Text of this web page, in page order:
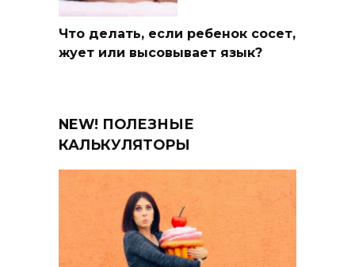
Что делать, если ребенок сосет,
жует или высовывает язык?
NEW! ПОЛЕЗНЫЕ
КАЛЬКУЛЯТОРЫ